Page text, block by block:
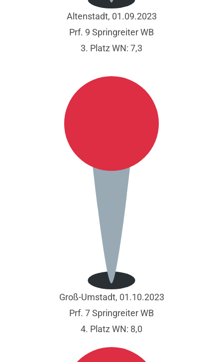
Altenstadt, 01.09.2023
Prf. 9 Springreiter WB
3. Platz WN: 7,3
Groß-Umstadt, 01.10.2023
Prf. 7 Springreiter WB
4. Platz WN: 8,0